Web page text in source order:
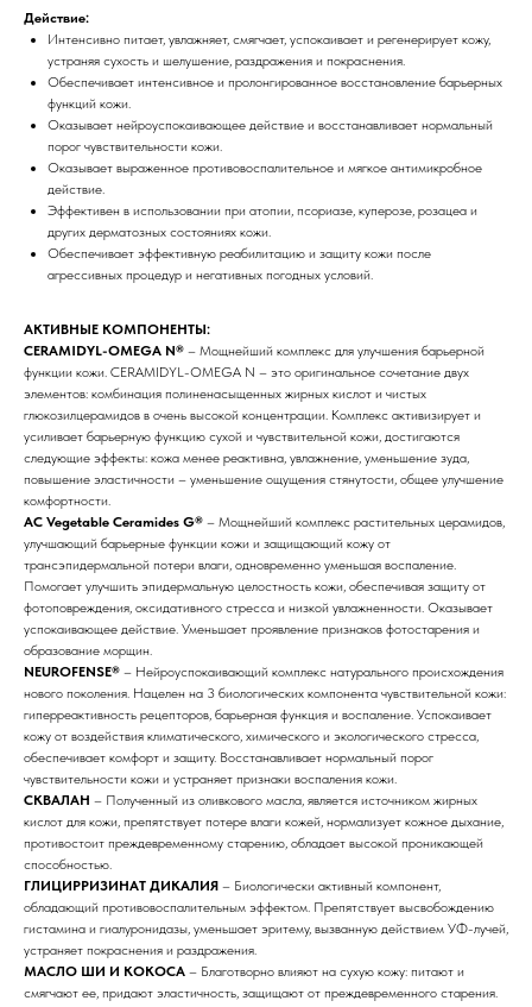
Действие:
Интенсивно питает, увлажняет, смягчает, успокаивает и регенерирует кожу,
устраняя сухость и шелушение, раздражения и покраснения.
Обеспечивает интенсивное и пролонгированное восстановление барьерных
функций кожи.
Оказывает нейроуспокаивающее действие и восстанавливает нормальный
порог чувствительности кожи.
Оказывает выраженное противовоспалительное и мягкое антимикробное
действие.
Эффективен в использовании при атопии, псориазе, куперозе, розацеа и
других дерматозных состояниях кожи.
Обеспечивает эффективную реабилитацию и защиту кожи после
агрессивных процедур и негативных погодных условий.
АКТИВНЫЕ КОМПОНЕНТЫ:
CERAMIDYL-OMEGA N® – Мощнейший комплекс для улучшения барьерной
функции кожи. CERAMIDYL-OMEGA N – это оригинальное сочетание двух
элементов: комбинация полиненасыщенных жирных кислот и чистых
глюкозилцерамидов в очень высокой концентрации. Комплекс активизирует и
усиливает барьерную функцию сухой и чувствительной кожи, достигаются
следующие эффекты: кожа менее реактивна, увлажнение, уменьшение зуда,
повышение эластичности – уменьшение ощущения стянутости, общее улучшение
комфортности.
AC Vegetable Ceramides G® – Мощнейший комплекс растительных церамидов,
улучшающий барьерные функции кожи и защищающий кожу от
трансэпидермальной потери влаги, одновременно уменьшая воспаление.
Помогает улучшить эпидермальную целостность кожи, обеспечивая защиту от
фотоповреждения, оксидативного стресса и низкой увлажненности. Оказывает
успокаивающее действие. Уменьшает проявление признаков фотостарения и
образование морщин.
NEUROFENSE® – Нейроуспокаивающий комплекс натурального происхождения
нового поколения. Нацелен на 3 биологических компонента чувствительной кожи:
гиперреактивность рецепторов, барьерная функция и воспаление. Успокаивает
кожу от воздействия климатического, химического и экологического стресса,
обеспечивает комфорт и защиту. Восстанавливает нормальный порог
чувствительности кожи и устраняет признаки воспаления кожи.
СКВАЛАН – Полученный из оливкового масла, является источником жирных
кислот для кожи, препятствует потере влаги кожей, нормализует кожное дыхание,
противостоит преждевременному старению, обладает высокой проникающей
способностью.
ГЛИЦИРРИЗИНАТ ДИКАЛИЯ – Биологически активный компонент,
обладающий противовоспалительным эффектом. Препятствует высвобождению
гистамина и гиалуронидазы, уменьшает эритему, вызванную действием УФ-лучей,
устраняет покраснения и раздражения.
МАСЛО ШИ И КОКОСА – Благотворно влияют на сухую кожу: питают и
смягчают ее, придают эластичность, защищают от преждевременного старения.